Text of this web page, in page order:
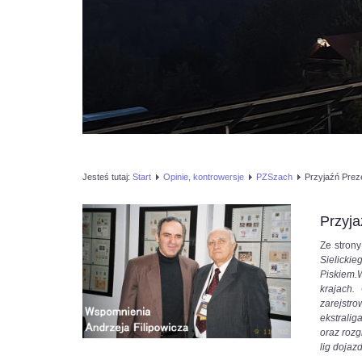
Jesteś tutaj: Start Opinie, kontrowersje PZSzach Przyjaźń
Ze
Piskiem.
krajach.
oraz
lig